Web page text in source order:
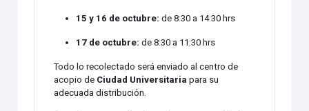
15 y 16 de octubre: de 8:30 a 14:30 hrs
17 de octubre: de 8:30 a 11:30 hrs
Todo lo recolectado será enviado al centro de
acopio de Ciudad Universitaria para su
adecuada distribución.